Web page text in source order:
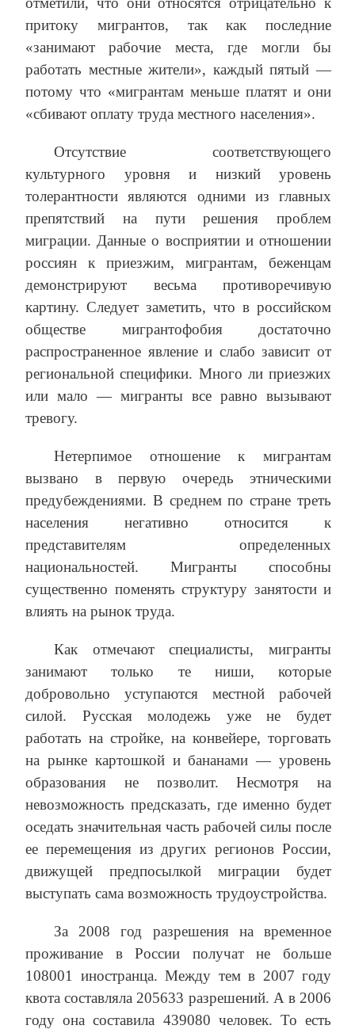
притоку мигрантов, так как последние
«занимают рабочие места, где могли бы
работать местные жители», каждый пятый —
потому что «мигрантам меньше платят и они
«сбивают оплату труда местного населения».
Отсутствие соответствующего
культурного уровня и низкий уровень
толерантности являются одними из главных
препятствий на пути решения проблем
миграции. Данные о восприятии и отношении
россиян к приезжим, мигрантам, беженцам
демонстрируют весьма противоречивую
картину. Следует заметить, что в российском
обществе мигрантофобия достаточно
распространенное явление и слабо зависит от
региональной специфики. Много ли приезжих
или мало — мигранты все равно вызывают
тревогу.
Нетерпимое отношение к мигрантам
вызвано в первую очередь этническими
предубеждениями. В среднем по стране треть
населения негативно относится к
представителям определенных
национальностей. Мигранты способны
существенно поменять структуру занятости и
влиять на рынок труда.
Как отмечают специалисты, мигранты
занимают только те ниши, которые
добровольно уступаются местной рабочей
силой. Русская молодежь уже не будет
работать на стройке, на конвейере, торговать
на рынке картошкой и бананами — уровень
образования не позволит. Несмотря на
невозможность предсказать, где именно будет
оседать значительная часть рабочей силы после
ее перемещения из других регионов России,
движущей предпосылкой миграции будет
выступать сама возможность трудоустройства.
За 2008 год разрешения на временное
проживание в России получат не больше
108001 иностранца. Между тем в 2007 году
квота составляла 205633 разрешений. А в 2006
году она составила 439080 человек. То есть